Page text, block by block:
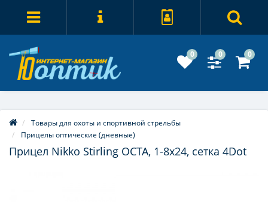
0 0 0
Товары для охоты и спортивной стрельбы
Прицелы оптические (дневные)
Прицел Nikko Stirling OCTA, 1-8x24, сетка 4Dot